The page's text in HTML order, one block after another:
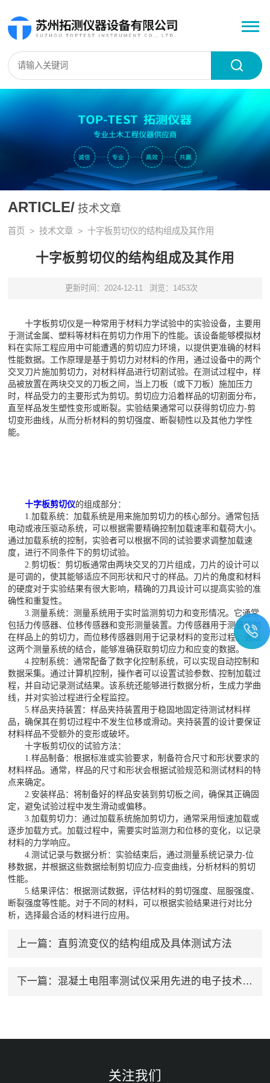
ARTICLE/ 技术文章
首页 >技术文章 > 十字板剪切仪的结构组成及其作用
十字板剪切仪的结构组成及其作用
更新时间：2024-12-11 浏览：1453次
十字板剪切仪是一种常用于材料力学试验中的实验设备，主要用
于测试金属、塑料等材料在剪切力作用下的性能。该设备能够模拟材
料在实际工程应用中可能遭遇的剪切应力环境，以提供更准确的材料
性能数据。工作原理是基于剪切力对材料的作用，通过设备中的两个
交叉刀片施加剪切力，对材料样品进行切割试验。在测试过程中，样
品被放置在两块交叉的刀板之间，当上刀板（或下刀板）施加压力
时，样品受力的主要形式为剪切。剪切应力沿着样品的切割面分布，
直至样品发生塑性变形或断裂。实验结果通常可以获得剪切应力-剪
切变形曲线，从而分析材料的剪切强度、断裂韧性以及其他力学性
能。
十字板剪切仪的组成部分：
1.加载系统：加载系统是用来施加剪切力的核心部分。通常包括
电动或液压驱动系统，可以根据需要精确控制加载速率和载荷大小。
通过加载系统的控制，实验者可以根据不同的试验要求调整加载速
度，进行不同条件下的剪切试验。
2.剪切板：剪切板通常由两块交叉的刀片组成，刀片的设计可以
是可调的，使其能够适应不同形状和尺寸的样品。刀片的角度和材料
的硬度对于实验结果有很大影响，精确的刀具设计可以提高实验的准
确性和重复性。
3.测量系统：测量系统用于实时监测剪切力和变形情况。它通常
包括力传感器、位移传感器和变形测量装置。力传感器用于测量施加
在样品上的剪切力，而位移传感器则用于记录材料的变形过程。通过
这两个测量系统的结合，能够准确获取剪切应力和应变的数据。
4.控制系统：通常配备了数字化控制系统，可以实现自动控制和
数据采集。通过计算机控制，操作者可以设置试验参数、控制加载过
程，并自动记录测试结果。该系统还能够进行数据分析，生成力学曲
线，并对实验过程进行全程监控。
5.样品夹持装置：样品夹持装置用于稳固地固定待测试材料样
品，确保其在剪切过程中不发生位移或滑动。夹持装置的设计要保证
材料样品不受额外的变形或破坏。
十字板剪切仪的试验方法：
1.样品制备：根据标准或实验要求，制备符合尺寸和形状要求的
材料样品。通常，样品的尺寸和形状会根据试验规范和测试材料的特
点来确定。
2.安装样品：将制备好的样品安装到剪切板之间，确保其正确固
定，避免试验过程中发生滑动或偏移。
3.加载剪切力：通过加载系统施加剪切力，通常采用恒速加载或
逐步加载方式。加载过程中，需要实时监测力和位移的变化，以记录
材料的力学响应。
4.测试记录与数据分析：实验结束后，通过测量系统记录力-位
移数据，并根据这些数据绘制剪切应力-应变曲线，分析材料的剪切
性能。
5.结果评估：根据测试数据，评估材料的剪切强度、屈服强度、
断裂强度等性能。对于不同的材料，可以根据实验结果进行对比分
析，选择最合适的材料进行应用。
上一篇： 直剪流变仪的结构组成及具体测试方法
下一篇： 混凝土电阻率测试仪采用先进的电子技术和精密制造工艺
关注我们